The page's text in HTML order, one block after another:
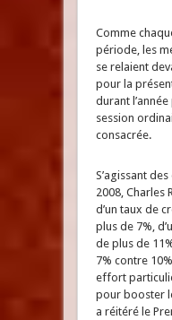
Comme
période, les
se relaient
pour la
durant
session
consacrée.
S’agissant
2008, Charles
d’un taux de
plus de 7%,
de plus de
7% contre
effort
pour booster
a réitéré le